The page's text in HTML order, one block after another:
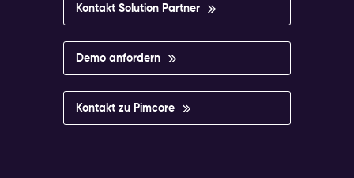
Kontakt Solution Partner
Demo anfordern
Kontakt zu Pimcore